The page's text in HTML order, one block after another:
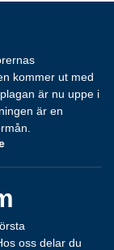
kommer ut med
är nu uppe i
är en
oss delar du